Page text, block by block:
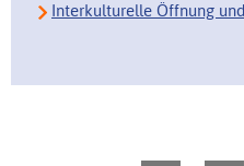
Interkulturelle Öffnung